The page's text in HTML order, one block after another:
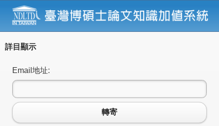
詳目顯示
Email地址:
轉寄